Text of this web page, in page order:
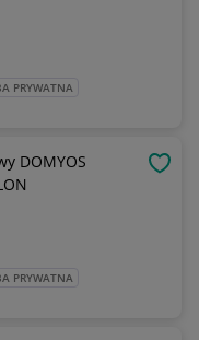
PRYWATNA
DOMYOS
PRYWATNA